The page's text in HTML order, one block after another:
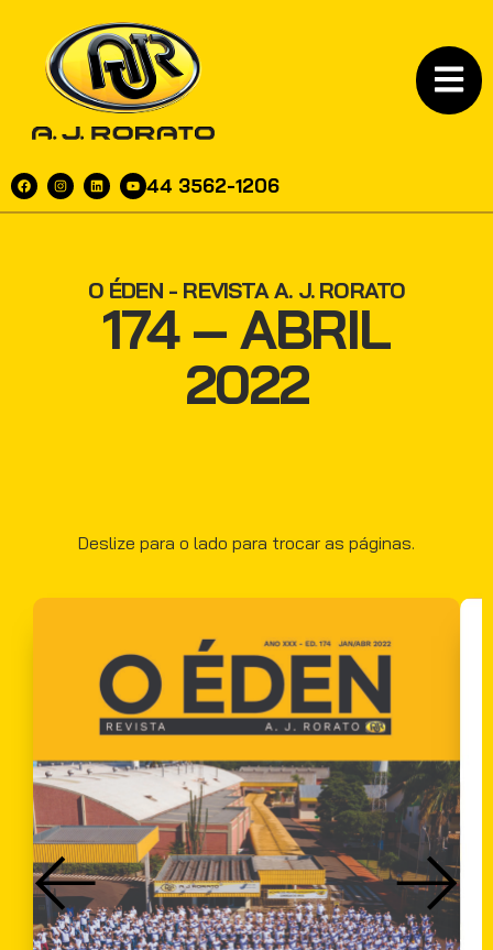
44 3562-1206
O ÉDEN - REVISTA A. J. RORATO
174 – ABRIL
2022
Deslize para o lado para trocar as páginas.